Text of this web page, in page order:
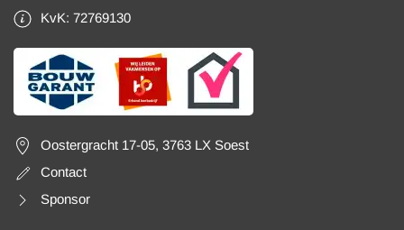
KvK: 72769130
Oostergracht 17-05, 3763 LX Soest
Contact
Sponsor